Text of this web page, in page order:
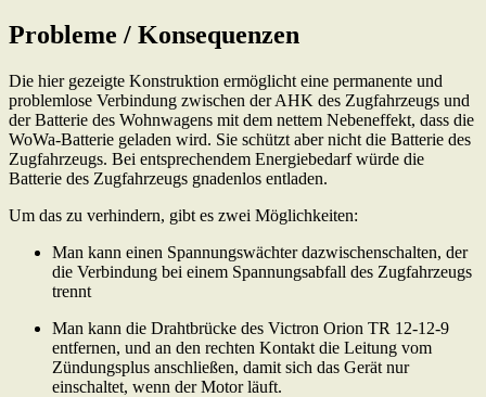
Probleme / Konsequenzen
Die hier gezeigte Konstruktion ermöglicht eine permanente und
problemlose Verbindung zwischen der AHK des Zugfahrzeugs und
der Batterie des Wohnwagens mit dem nettem Nebeneffekt, dass die
WoWa-Batterie geladen wird. Sie schützt aber nicht die Batterie des
Zugfahrzeugs. Bei entsprechendem Energiebedarf würde die
Batterie des Zugfahrzeugs gnadenlos entladen.
Um das zu verhindern, gibt es zwei Möglichkeiten:
Man kann einen Spannungswächter dazwischenschalten, der
die Verbindung bei einem Spannungsabfall des Zugfahrzeugs
trennt
Man kann die Drahtbrücke des Victron Orion TR 12-12-9
entfernen, und an den rechten Kontakt die Leitung vom
Zündungsplus anschließen, damit sich das Gerät nur
einschaltet, wenn der Motor läuft.